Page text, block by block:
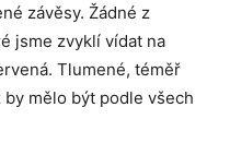
závěsy. Žádné z
jsme zvyklí vídat na
Tlumené, téměř
by mělo být podle všech